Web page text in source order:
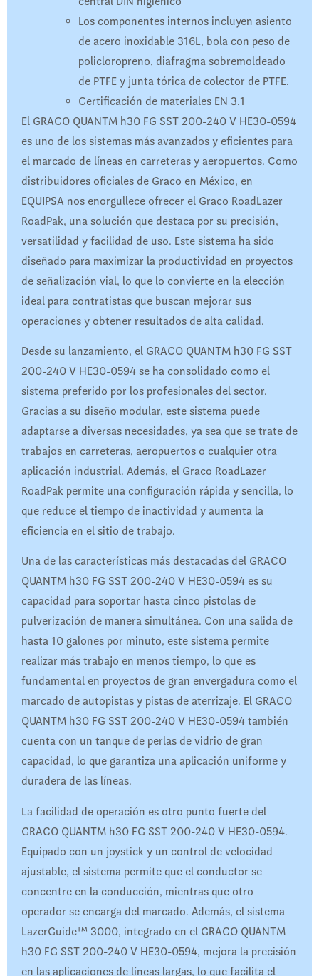
Los componentes internos incluyen asiento
de acero inoxidable 316L, bola con peso de
policloropreno, diafragma sobremoldeado
de PTFE y junta tórica de colector de PTFE.
Certificación de materiales EN 3.1
El GRACO QUANTM h30 FG SST 200-240 V HE30-0594
es uno de los sistemas más avanzados y eficientes para
el marcado de líneas en carreteras y aeropuertos. Como
distribuidores oficiales de Graco en México, en
EQUIPSA nos enorgullece ofrecer el Graco RoadLazer
RoadPak, una solución que destaca por su precisión,
versatilidad y facilidad de uso. Este sistema ha sido
diseñado para maximizar la productividad en proyectos
de señalización vial, lo que lo convierte en la elección
ideal para contratistas que buscan mejorar sus
operaciones y obtener resultados de alta calidad.
Desde su lanzamiento, el GRACO QUANTM h30 FG SST
200-240 V HE30-0594 se ha consolidado como el
sistema preferido por los profesionales del sector.
Gracias a su diseño modular, este sistema puede
adaptarse a diversas necesidades, ya sea que se trate de
trabajos en carreteras, aeropuertos o cualquier otra
aplicación industrial. Además, el Graco RoadLazer
RoadPak permite una configuración rápida y sencilla, lo
que reduce el tiempo de inactividad y aumenta la
eficiencia en el sitio de trabajo.
Una de las características más destacadas del GRACO
QUANTM h30 FG SST 200-240 V HE30-0594 es su
capacidad para soportar hasta cinco pistolas de
pulverización de manera simultánea. Con una salida de
hasta 10 galones por minuto, este sistema permite
realizar más trabajo en menos tiempo, lo que es
fundamental en proyectos de gran envergadura como el
marcado de autopistas y pistas de aterrizaje. El GRACO
QUANTM h30 FG SST 200-240 V HE30-0594 también
cuenta con un tanque de perlas de vidrio de gran
capacidad, lo que garantiza una aplicación uniforme y
duradera de las líneas.
La facilidad de operación es otro punto fuerte del
GRACO QUANTM h30 FG SST 200-240 V HE30-0594.
Equipado con un joystick y un control de velocidad
ajustable, el sistema permite que el conductor se
concentre en la conducción, mientras que otro
operador se encarga del marcado. Además, el sistema
LazerGuide™ 3000, integrado en el GRACO QUANTM
h30 FG SST 200-240 V HE30-0594, mejora la precisión
en las aplicaciones de líneas largas, lo que facilita el